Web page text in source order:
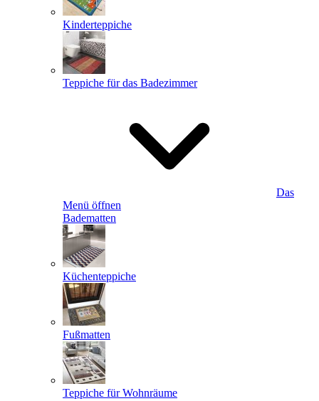
Kinderteppiche
Teppiche für das Badezimmer
Das
Menü öffnen
Badematten
Küchenteppiche
Fußmatten
Teppiche für Wohnräume